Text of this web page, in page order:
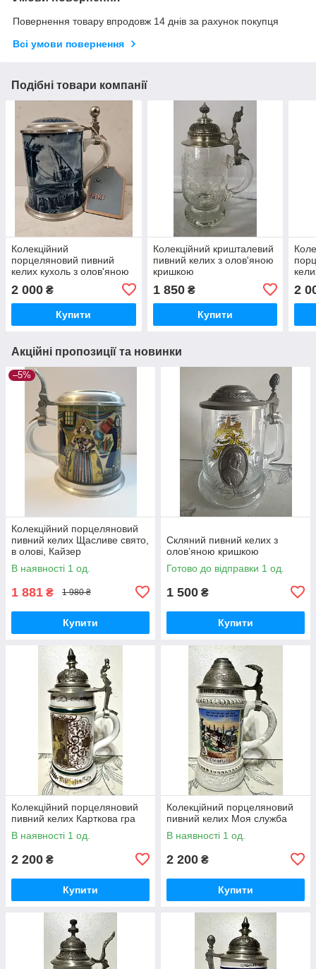
Повернення товару впродовж 14 днів за рахунок покупця
Всі умови повернення
Подібні товари компанії
Колекційний
порцеляновий пивний
келих кухоль з олов'яною
2 000 ₴
Купити
Колекційний кришталевий
пивний келих з олов'яною
кришкою
1 850₴
Купити
2
Акційні пропозиції та новинки
–5%
Колекційний порцеляновий
пивний келих Щасливе свято,
в олові, Кайзер
В наявності 1 од.
1 881 ₴ 1 980 ₴
Купити
Скляний пивний келих з
олов’яною кришкою
Готово до відправки 1 од.
1 500 ₴
Купити
Колекційний порцеляновий
пивний келих Карткова гра
В наявності 1 од.
2 200 ₴
Купити
Колекційний порцеляновий
пивний келих Моя служба
В наявності 1 од.
2 200 ₴
Купити